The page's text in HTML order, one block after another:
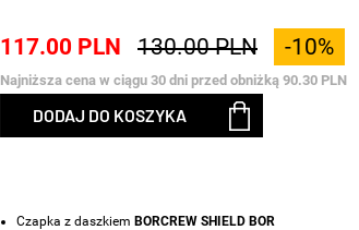
117.00 PLN 130.00 PLN -10%
Najniższa cena w ciągu 30 dni przed obniżką 90.30 PLN
DODAJ DO KOSZYKA
Czapka z daszkiem BORCREW SHIELD BOR